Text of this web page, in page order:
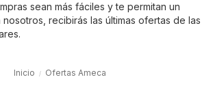
sean más fáciles y te permitan un
recibirás las últimas ofertas de las
Inicio Ofertas Ameca